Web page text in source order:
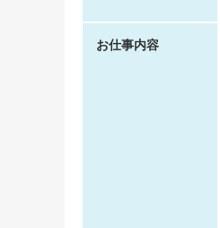
お仕事内容